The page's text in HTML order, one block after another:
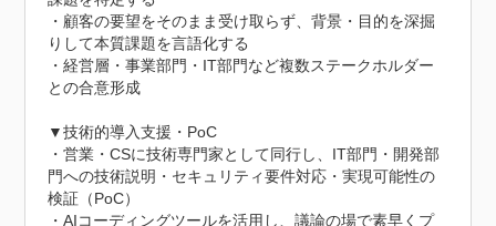
・顧客の要望をそのまま受け取らず、背景・目的を深掘
りして本質課題を言語化する
・経営層・事業部門・IT部門など複数ステークホルダー
との合意形成
▼技術的導入支援・PoC
・営業・CSに技術専門家として同行し、IT部門・開発部
門への技術説明・セキュリティ要件対応・実現可能性の
検証（PoC）
・AIコーディングツールを活用し、議論の場で素早くプ